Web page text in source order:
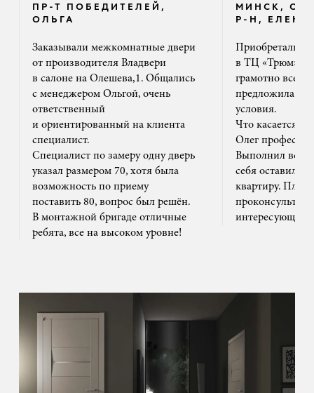
ПР-Т ПОБЕДИТЕЛЕЙ,
ОЛЬГА
Заказывали межкомнатные двери
от производителя Владвери
в салоне на Олешева,1. Общались
с менеджером Ольгой, очень
ответственный
и ориентированный на клиента
специалист.
Специалист по замеру одну дверь
указал размером 70, хотя была
возможность по приему
поставить 80, вопрос был решён.
В монтажной бригаде отличные
ребята, все на высоком уровне!
МИНСК,
Р-Н, ЕЛЕНА
Приобретали
в ТЦ «Трюм».
грамотно все
предложила
условия.
Что касается
Олег
Выполнил все
себя оставил
квартиру. Плюс
интересующим